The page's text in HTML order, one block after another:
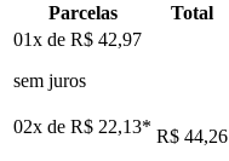
Parcelas
Total
01x de R$ 42,97
sem juros
02x de R$ 22,13* R$ 44,26